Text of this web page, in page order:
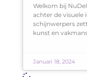
Welkom bij
achter de visuele
schijnwerpers
kunst en
Januari 18, 2024